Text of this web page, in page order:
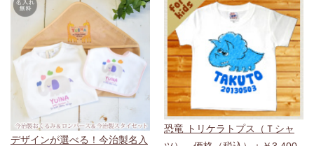
デザインが選べる！今治製名入
恐竜 トリケラトプス（Ｔシャ